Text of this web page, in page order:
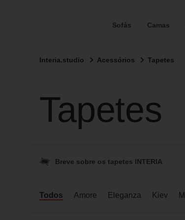
Sofás Camas
Interia.studio Acessórios Tapetes
Tapetes
Breve sobre os tapetes INTERIA
Todos Amore Eleganza Kiev